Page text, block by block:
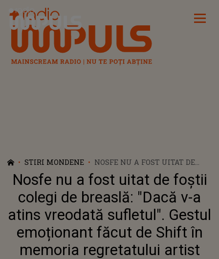
Radio Impuls
STIRI MONDENE
NOSFE NU A FOST UITAT DE
FOȘTII COLEGI DE BREASLĂ:
"DACĂ V-A ATINS VREODATĂ
SUFLETUL". GESTUL
EMOȚIONANT FĂCUT DE SHIFT
ÎN MEMORIA REGRETATULUI
ARTIST
Nosfe nu a fost uitat de foștii
colegi de breaslă: "Dacă v-a
atins vreodată sufletul". Gestul
emoționant făcut de Shift în
memoria regretatului artist